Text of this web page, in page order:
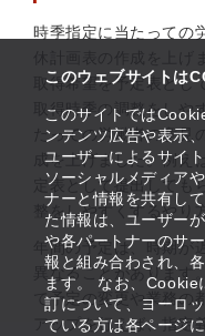
このウェブサイトは
このサイトでは
ンテンツ広告や表示
ユーザーによるサイ
ソーシャルメディア
ナーと情報を共有し
た情報は、ユーザー
や各パートナーのサ
報と組み合わされ、
ます。 なお、Cookie
訂について、ヨーロ
ている方は各ページ
時季指定に当たっての
取得希望を予定表とし
取得時季の調整をしや
たっての労働者の意見
成を上げました。例え
定表として提出しても
整をしやすくするやり
年間の予定は、時期が
異なることがあります
て予定の変更や業務の
アップを行えば、指定